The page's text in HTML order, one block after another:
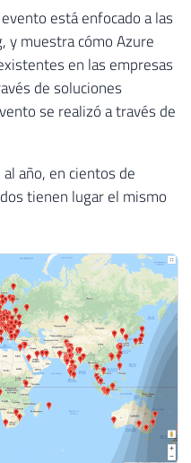
está enfocado a las
y muestra cómo Azure
en las empresas
de soluciones
se realizó a través de
año, en cientos de
tienen lugar el mismo